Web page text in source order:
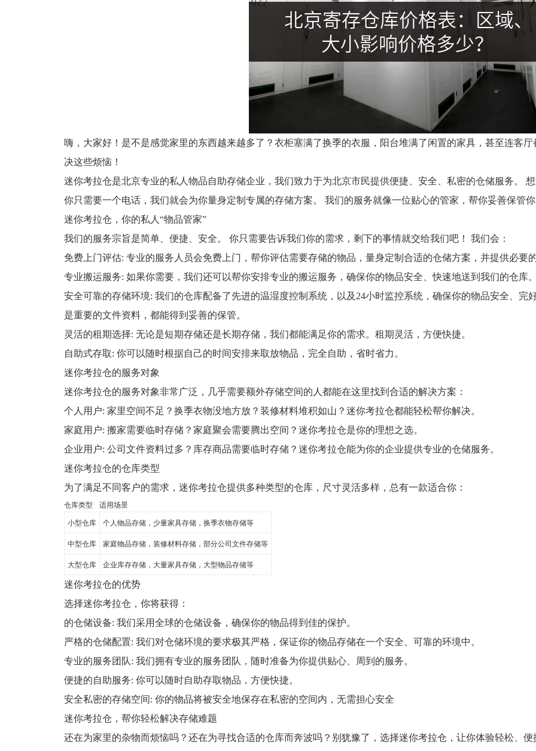
嗨，大家好！是不是感觉家里的东西越来越多了？衣柜塞满了换季的衣服，阳台堆满了闲置的家具，甚至连客
决这些烦恼！
迷你考拉仓是北京专业的私人物品自助存储企业，我们致力于为北京市民提供便捷、安全、私密的仓储服务。
你只需要一个电话，我们就会为你量身定制专属的存储方案。 我们的服务就像一位贴心的管家，帮你妥善保管
迷你考拉仓，你的私人“物品管家”
我们的服务宗旨是简单、便捷、安全。 你只需要告诉我们你的需求，剩下的事情就交给我们吧！ 我们会：
免费上门评估: 专业的服务人员会免费上门，帮你评估需要存储的物品，量身定制合适的仓储方案，并提供必要
专业搬运服务: 如果你需要，我们还可以帮你安排专业的搬运服务，确保你的物品安全、快速地送到我们的仓库
安全可靠的存储环境: 我们的仓库配备了先进的温湿度控制系统，以及24小时监控系统，确保你的物品安全、完
是重要的文件资料，都能得到妥善的保管。
灵活的租期选择: 无论是短期存储还是长期存储，我们都能满足你的需求。租期灵活，方便快捷。
自助式存取: 你可以随时根据自己的时间安排来取放物品，完全自助，省时省力。
迷你考拉仓的服务对象
迷你考拉仓的服务对象非常广泛，几乎需要额外存储空间的人都能在这里找到合适的解决方案：
个人用户: 家里空间不足？换季衣物没地方放？装修材料堆积如山？迷你考拉仓都能轻松帮你解决。
家庭用户: 搬家需要临时存储？家庭聚会需要腾出空间？迷你考拉仓是你的理想之选。
企业用户: 公司文件资料过多？库存商品需要临时存储？迷你考拉仓能为你的企业提供专业的仓储服务。
迷你考拉仓的仓库类型
为了满足不同客户的需求，迷你考拉仓提供多种类型的仓库，尺寸灵活多样，总有一款适合你：
仓库类型
适用场景
小型仓库
个人物品存储，少量家具存储，换季衣物存储等
中型仓库 家庭物品存储，装修材料存储，部分公司文件存储等
大型仓库
企业库存存储，大量家具存储，大型物品存储等
迷你考拉仓的优势
选择迷你考拉仓，你将获得：
的仓储设备: 我们采用全球的仓储设备，确保你的物品得到佳的保护。
严格的仓储配置: 我们对仓储环境的要求极其严格，保证你的物品存储在一个安全、可靠的环境中。
专业的服务团队: 我们拥有专业的服务团队，随时准备为你提供贴心、周到的服务。
便捷的自助服务: 你可以随时自助存取物品，方便快捷。
安全私密的存储空间: 你的物品将被安全地保存在私密的空间内，无需担心安全
迷你考拉仓，帮你轻松解决存储难题
还在为家里的杂物而烦恼吗？还在为寻找合适的仓库而奔波吗？别犹豫了，选择迷你考拉仓，让你体验轻松、